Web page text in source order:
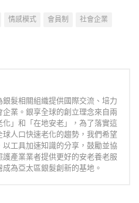
情感模式 會員制
社會企業
銀髮相關組織提供國際交流、培力
企業。銀享全球的創立理念來自兩
化」和「在地安老」，為了落實這
球人口快速老化的趨勢，我們希望
以工具加速知識的分享，鼓勵並協
護產業業者提供更好的安老養老服
為亞太區銀髮創新的基地。